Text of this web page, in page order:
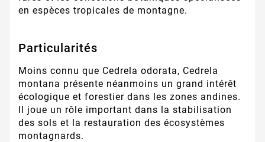
en espèces tropicales de montagne.
Particularités
Moins connu que Cedrela odorata, Cedrela
montana présente néanmoins un grand intérêt
écologique et forestier dans les zones andines.
Il joue un rôle important dans la stabilisation
des sols et la restauration des écosystèmes
montagnards.